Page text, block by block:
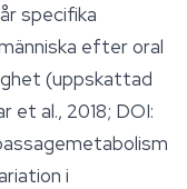
specifika
efter oral
(uppskattad
et al., 2018; DOI:
i